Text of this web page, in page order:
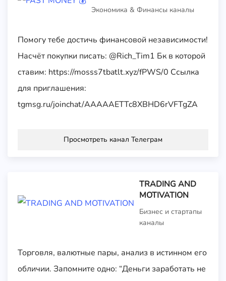
Экономика & Финансы каналы
Помогу тебе достичь финансовой независимости!
Насчёт покупки писать: @Rich_Tim1 Бк в которой
ставим: https://mosss7tbatlt.xyz/fPWS/0 Ссылка
для приглашения:
tgmsg.ru/joinchat/AAAAAETTc8XBHD6rVFTgZA
Просмотреть канал Телеграм
TRADING AND
MOTIVATION
Бизнес и стартапы
каналы
Торговля, валютные пары, анализ в истинном его
обличии. Запомните одно: “Деньги заработать не